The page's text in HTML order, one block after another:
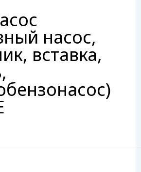
насос,
вставка,